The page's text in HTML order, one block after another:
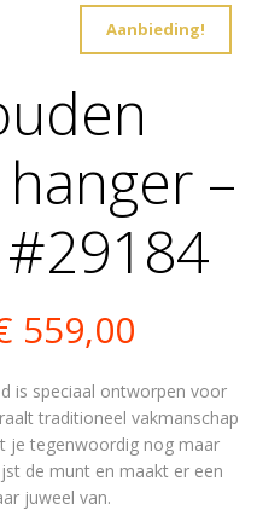
Aanbieding!
–
838,00.
559,00
prijs
is:
€
is speciaal ontworpen voor
traditioneel vakmanschap
je tegenwoordig nog maar
de munt en maakt er een
juweel van.